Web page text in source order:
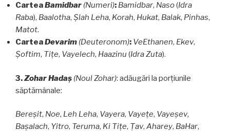
CarteaBamidbar (Numeri): Bamidbar, Naso(Idra
Raba), Baalotha, Şlah Leha, Korah, Hukat, Balak, Pinhas,
Matot.
CarteaDevarim (Deuteronom): VeEthanen, Ekev,
Şoftim, Tiţe, Vayelech, Haazinu (IdraZuta).
3.Zohar Hadaş (NoulZohar): adăugări la porţiunile
săptămânale:
Bereşit, Noe, Leh Leha, Vayera, Vayeţe, Vayeşev,
Başalach, Yitro, Teruma, Ki Tiţe, Ţav, Aharey, BaHar,